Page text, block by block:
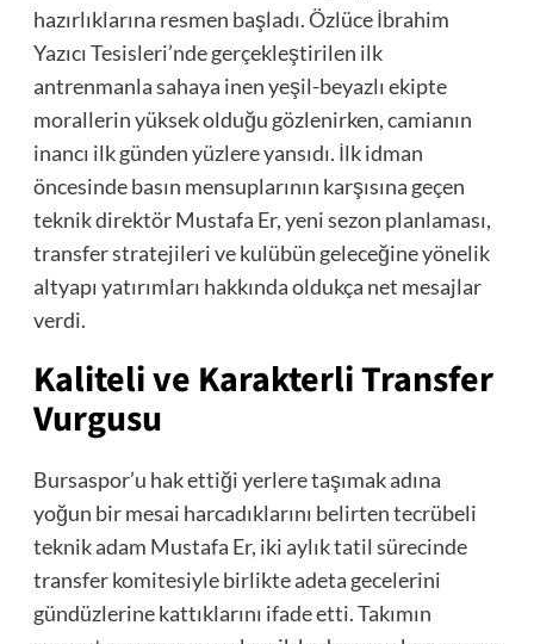
hazırlıklarına resmen başladı. Özlüce İbrahim
Yazıcı Tesisleri’nde gerçekleştirilen ilk
antrenmanla sahaya inen yeşil-beyazlı ekipte
morallerin yüksek olduğu gözlenirken, camianın
inancı ilk günden yüzlere yansıdı. İlk idman
öncesinde basın mensuplarının karşısına geçen
teknik direktör Mustafa Er, yeni sezon planlaması,
transfer stratejileri ve kulübün geleceğine yönelik
altyapı yatırımları hakkında oldukça net mesajlar
verdi.
Kaliteli ve Karakterli Transfer
Vurgusu
Bursaspor’u hak ettiği yerlere taşımak adına
yoğun bir mesai harcadıklarını belirten tecrübeli
teknik adam Mustafa Er, iki aylık tatil sürecinde
transfer komitesiyle birlikte adeta gecelerini
gündüzlerine kattıklarını ifade etti. Takımın